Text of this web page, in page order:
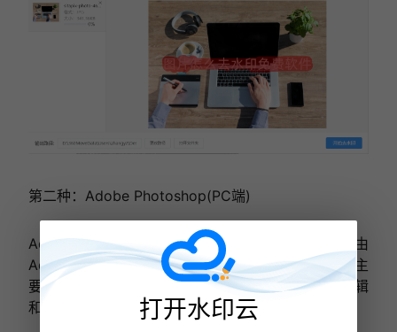
第二种：Adobe Photoshop(PC端)
Adobe Photoshop，也就是我们常说的PS，是由
Adobe Systems开发的图像处理软件。Photoshop主
要处理由像素组成的数字图像。这款软件拥有许多编辑
和绘图工具，达到有效处理图片。具体操作如下：
打开水印云